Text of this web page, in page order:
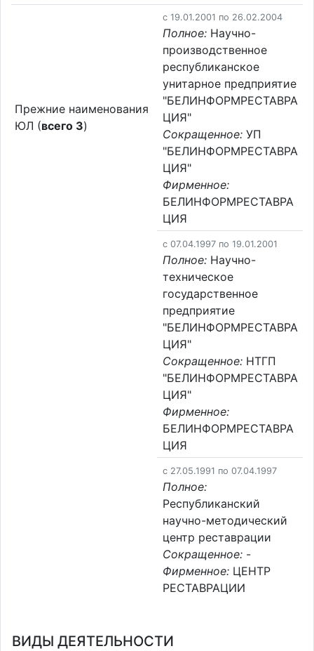
Прежние наименования
ЮЛ (всего 3)
c 19.01.2001 по 26.02.2004
Полное: Научно-
производственное
республиканское
унитарное предприятие
"БЕЛИНФОРМРЕСТАВРА
ЦИЯ"
Сокращенное: УП
"БЕЛИНФОРМРЕСТАВРА
ЦИЯ"
Фирменное:
БЕЛИНФОРМРЕСТАВРА
ЦИЯ
c 07.04.1997 по 19.01.2001
Полное: Научно-
техническое
государственное
предприятие
"БЕЛИНФОРМРЕСТАВРА
ЦИЯ"
Сокращенное: НТГП
"БЕЛИНФОРМРЕСТАВРА
ЦИЯ"
Фирменное:
БЕЛИНФОРМРЕСТАВРА
ЦИЯ
c 27.05.1991 по 07.04.1997
Полное:
Республиканский
научно-методический
центр реставрации
Сокращенное: -
Фирменное: ЦЕНТР
РЕСТАВРАЦИИ
ВИДЫ ДЕЯТЕЛЬНОСТИ